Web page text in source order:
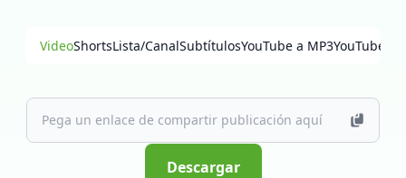
VideoShortsLista/CanalSubtítulosYouTube a MP3YouTube a
Descargar